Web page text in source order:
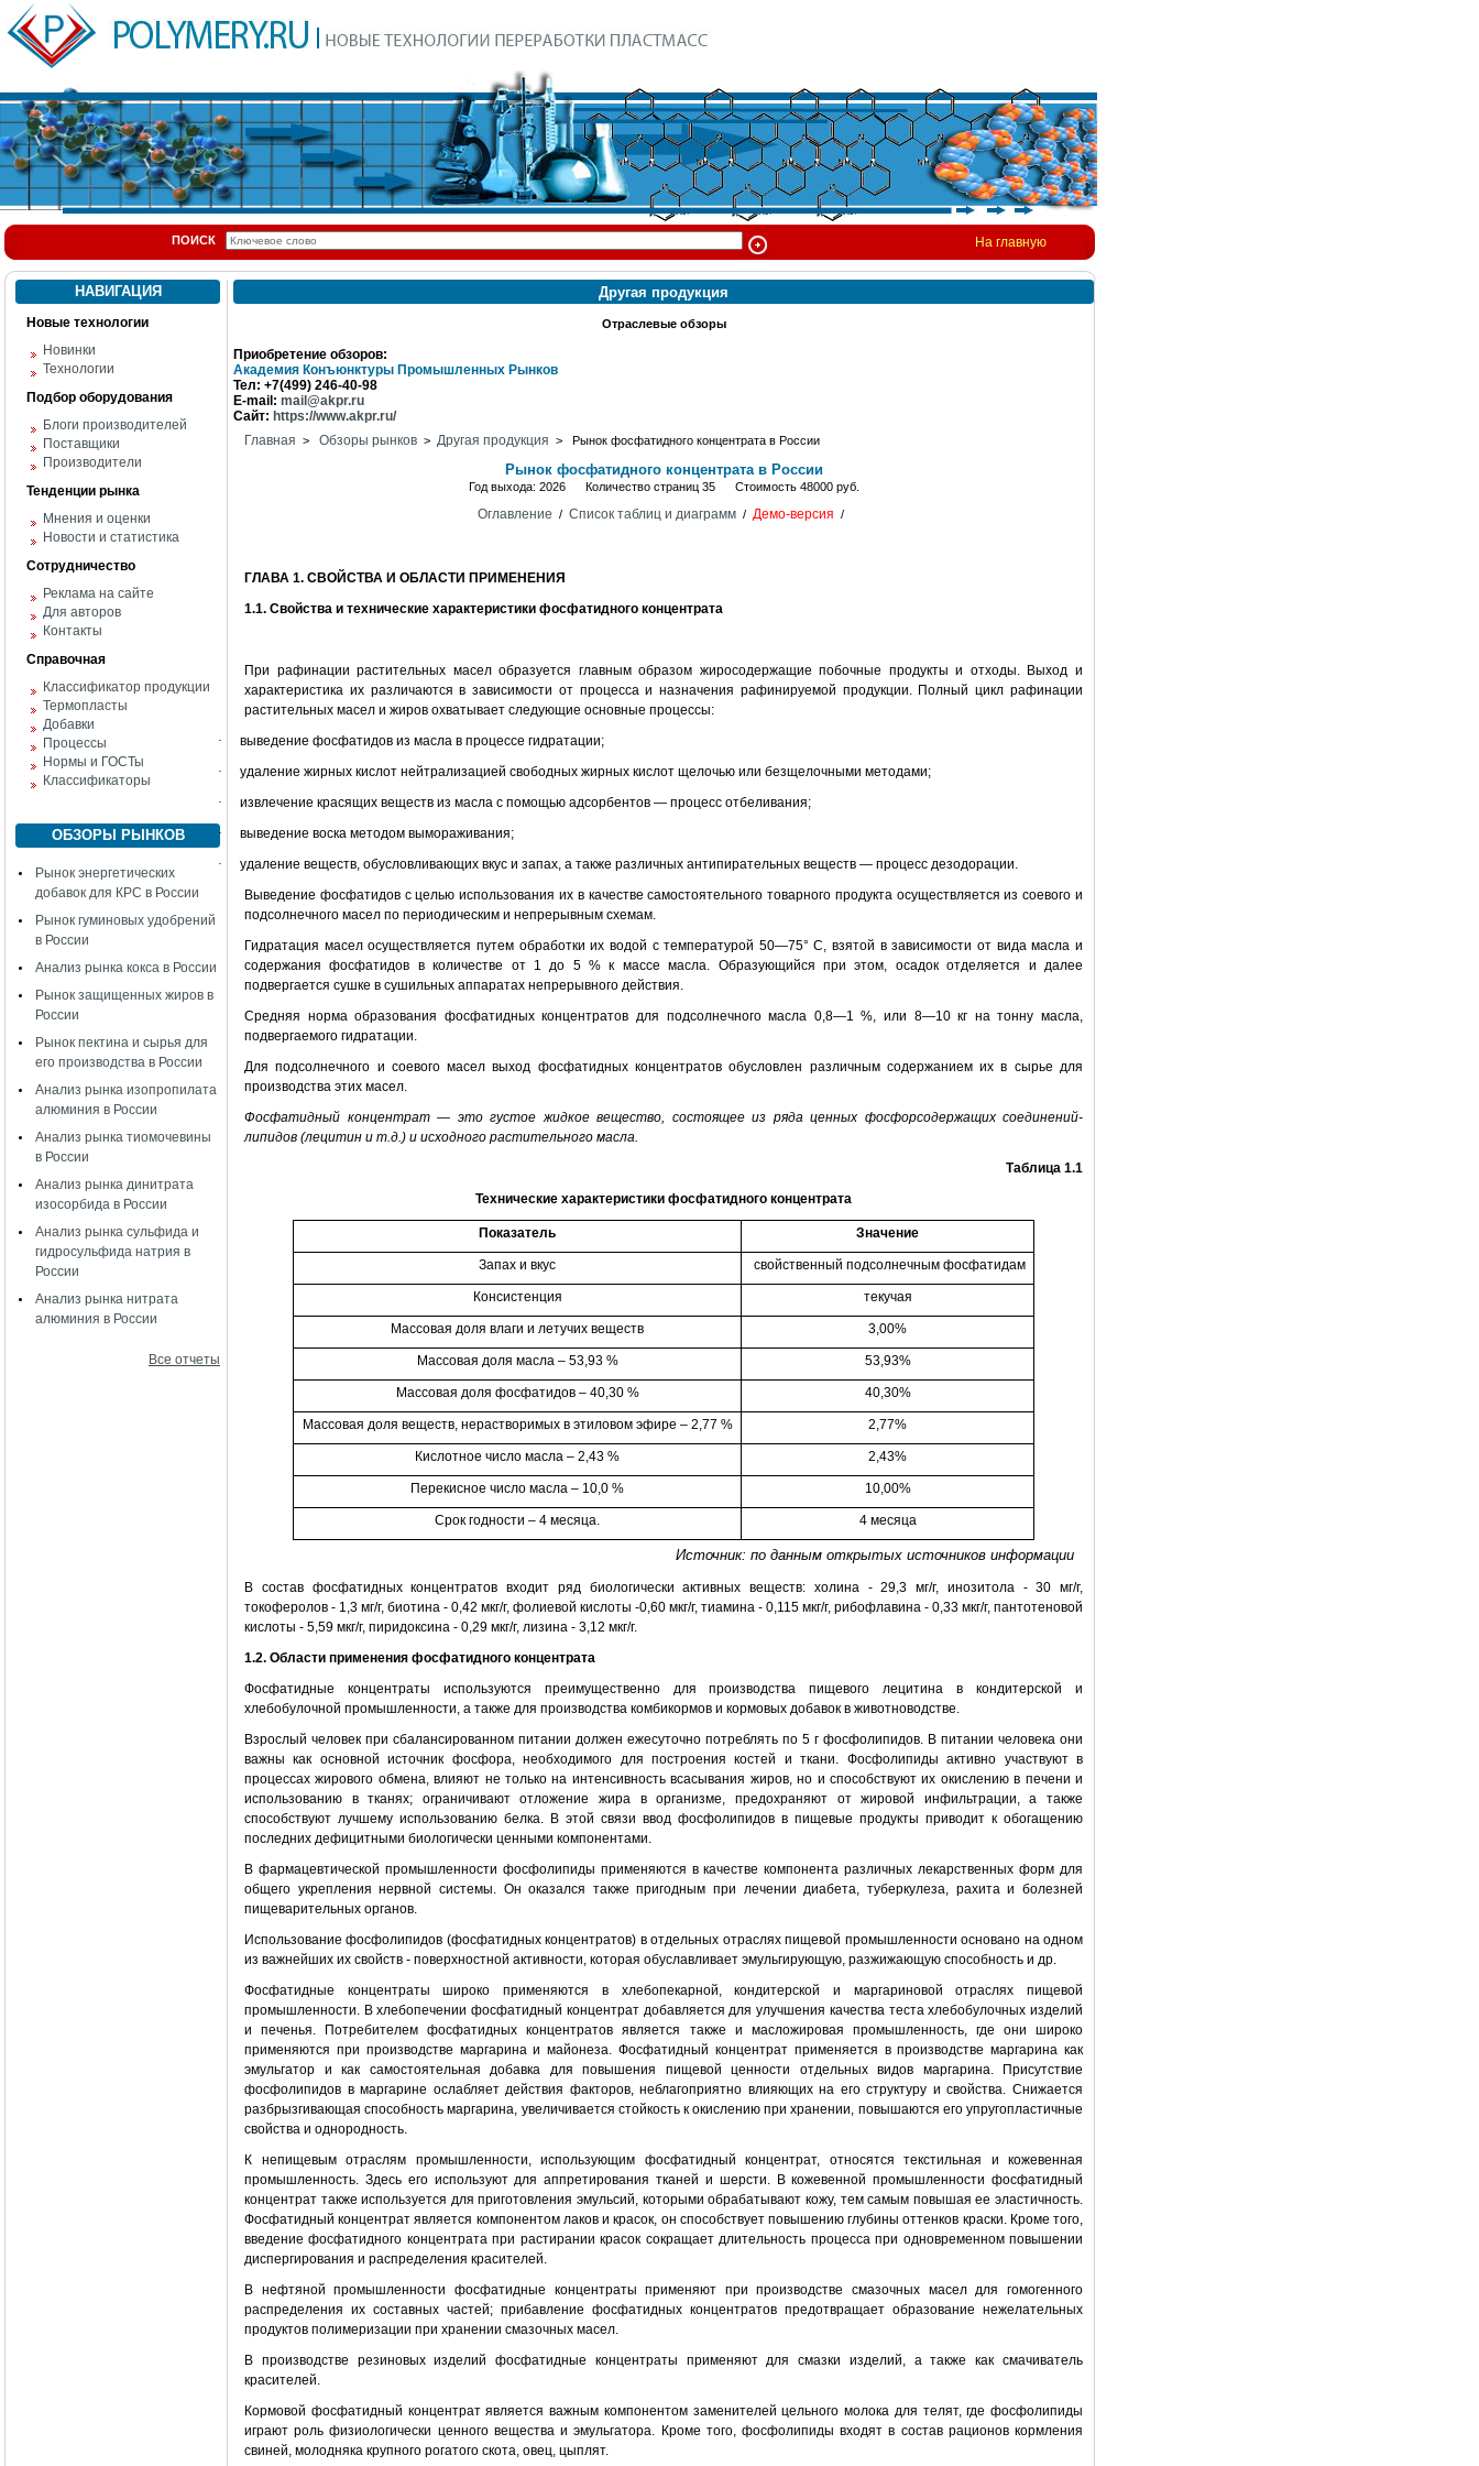
ПОИСК На главную
НАВИГАЦИЯ
Новые технологии
Новинки
Технологии
Подбор оборудования
Блоги производителей
Поставщики
Производители
Тенденции рынка
Мнения и оценки
Новости и статистика
Сотрудничество
Реклама на сайте
Для авторов
Контакты
Справочная
Классификатор продукции
Термопласты
Добавки
Процессы
Нормы и ГОСТы
Классификаторы
ОБЗОРЫ РЫНКОВ
Рынок энергетических
добавок для КРС в России
Рынок гуминовых удобрений
в России
Анализ рынка кокса в России
Рынок защищенных жиров в
России
Рынок пектина и сырья для
его производства в России
Анализ рынка изопропилата
алюминия в России
Анализ рынка тиомочевины
в России
Анализ рынка динитрата
изосорбида в России
Анализ рынка сульфида и
гидросульфида натрия в
России
Анализ рынка нитрата
алюминия в России
Все отчеты
Другая продукция
Отраслевые обзоры
Приобретение обзоров:
Академия Конъюнктуры Промышленных Рынков
Тел: +7(499) 246-40-98
E-mail: mail@akpr.ru
Сайт: https://www.akpr.ru/
Главная > Обзоры рынков > Другая продукция > Рынок фосфатидного концентрата в России
Рынок фосфатидного концентрата в России
Год выхода: 2026 Количество страниц 35 Стоимость 48000 руб.
Оглавление / Список таблиц и диаграмм/ Демо-версия /
ГЛАВА 1. СВОЙСТВА И ОБЛАСТИ ПРИМЕНЕНИЯ
1.1. Свойства и технические характеристики фосфатидного концентрата
При рафинации растительных масел образуется главным образом жиросодержащие побочные продукты и отходы. Выход и
характеристика их различаются в зависимости от процесса и назначения рафинируемой продукции. Полный цикл рафинации
растительных масел и жиров охватывает следующие основные процессы:
·
выведение фосфатидов из масла в процессе гидратации;
·
удаление жирных кислот нейтрализацией свободных жирных кислот щелочью или безщелочными методами;
·
извлечение красящих веществ из масла с помощью адсорбентов — процесс отбеливания;
·
выведение воска методом вымораживания;
·
удаление веществ, обусловливающих вкус и запах, а также различных антипирательных веществ — процесс дезодорации.
Выведение фосфатидов с целью использования их в качестве самостоятельного товарного продукта осуществляется из соевого и
подсолнечного масел по периодическим и непрерывным схемам.
Гидратация масел осуществляется путем обработки их водой с температурой 50—75° С, взятой в зависимости от вида масла и
содержания фосфатидов в количестве от 1 до 5 % к массе масла. Образующийся при этом, осадок отделяется и далее
подвергается сушке в сушильных аппаратах непрерывного действия.
Средняя норма образования фосфатидных концентратов для подсолнечного масла 0,8—1 %, или 8—10 кг на тонну масла,
подвергаемого гидратации.
Для подсолнечного и соевого масел выход фосфатидных концентратов обусловлен различным содержанием их в сырье для
производства этих масел.
Фосфатидный концентрат — это густое жидкое вещество, состоящее из ряда ценных фосфорсодержащих соединений-
липидов (лецитин и т.д.) и исходного растительного масла.
Таблица 1.1
Технические характеристики фосфатидного концентрата
Показатель Значение
Запах и вкус свойственный подсолнечным фосфатидам
Консистенция текучая
Массовая доля влаги и летучих веществ 3,00%
Массовая доля масла – 53,93 % 53,93%
Массовая доля фосфатидов – 40,30 % 40,30%
Массовая доля веществ, нерастворимых в этиловом эфире – 2,77 % 2,77%
Кислотное число масла – 2,43 % 2,43%
Перекисное число масла – 10,0 % 10,00%
Срок годности – 4 месяца. 4 месяца
Источник: по данным открытых источников информации
В состав фосфатидных концентратов входит ряд биологически активных веществ: холина - 29,3 мг/г, инозитола - 30 мг/г,
токоферолов - 1,3 мг/г, биотина - 0,42 мкг/г, фолиевой кислоты -0,60 мкг/г, тиамина - 0,115 мкг/г, рибофлавина - 0,33 мкг/г, пантотеновой
кислоты - 5,59 мкг/г, пиридоксина - 0,29 мкг/г, лизина - 3,12 мкг/г.
1.2. Области применения фосфатидного концентрата
Фосфатидные концентраты используются преимущественно для производства пищевого лецитина в кондитерской и
хлебобулочной промышленности, а также для производства комбикормов и кормовых добавок в животноводстве.
Взрослый человек при сбалансированном питании должен ежесуточно потреблять по 5 г фосфолипидов. В питании человека они
важны как основной источник фосфора, необходимого для построения костей и ткани. Фосфолипиды активно участвуют в
процессах жирового обмена, влияют не только на интенсивность всасывания жиров, но и способствуют их окислению в печени и
использованию в тканях; ограничивают отложение жира в организме, предохраняют от жировой инфильтрации, а также
способствуют лучшему использованию белка. В этой связи ввод фосфолипидов в пищевые продукты приводит к обогащению
последних дефицитными биологически ценными компонентами.
В фармацевтической промышленности фосфолипиды применяются в качестве компонента различных лекарственных форм для
общего укрепления нервной системы. Он оказался также пригодным при лечении диабета, туберкулеза, рахита и болезней
пищеварительных органов.
Использование фосфолипидов (фосфатидных концентратов) в отдельных отраслях пищевой промышленности основано на одном
из важнейших их свойств - поверхностной активности, которая обуславливает эмульгирующую, разжижающую способность и др.
Фосфатидные концентраты широко применяются в хлебопекарной, кондитерской и маргариновой отраслях пищевой
промышленности. В хлебопечении фосфатидный концентрат добавляется для улучшения качества теста хлебобулочных изделий
и печенья. Потребителем фосфатидных концентратов является также и масложировая промышленность, где они широко
применяются при производстве маргарина и майонеза. Фосфатидный концентрат применяется в производстве маргарина как
эмульгатор и как самостоятельная добавка для повышения пищевой ценности отдельных видов маргарина. Присутствие
фосфолипидов в маргарине ослабляет действия факторов, неблагоприятно влияющих на его структуру и свойства. Снижается
разбрызгивающая способность маргарина, увеличивается стойкость к окислению при хранении, повышаются его упругопластичные
свойства и однородность.
К непищевым отраслям промышленности, использующим фосфатидный концентрат, относятся текстильная и кожевенная
промышленность. Здесь его используют для аппретирования тканей и шерсти. В кожевенной промышленности фосфатидный
концентрат также используется для приготовления эмульсий, которыми обрабатывают кожу, тем самым повышая ее эластичность.
Фосфатидный концентрат является компонентом лаков и красок, он способствует повышению глубины оттенков краски. Кроме того,
введение фосфатидного концентрата при растирании красок сокращает длительность процесса при одновременном повышении
диспергирования и распределения красителей.
В нефтяной промышленности фосфатидные концентраты применяют при производстве смазочных масел для гомогенного
распределения их составных частей; прибавление фосфатидных концентратов предотвращает образование нежелательных
продуктов полимеризации при хранении смазочных масел.
В производстве резиновых изделий фосфатидные концентраты применяют для смазки изделий, а также как смачиватель
красителей.
Кормовой фосфатидный концентрат является важным компонентом заменителей цельного молока для телят, где фосфолипиды
играют роль физиологически ценного вещества и эмульгатора. Кроме того, фосфолипиды входят в состав рационов кормления
свиней, молодняка крупного рогатого скота, овец, цыплят.